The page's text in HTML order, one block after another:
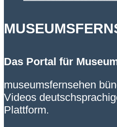
Das Portal für
museumsfernsehen
Videos
Plattform.